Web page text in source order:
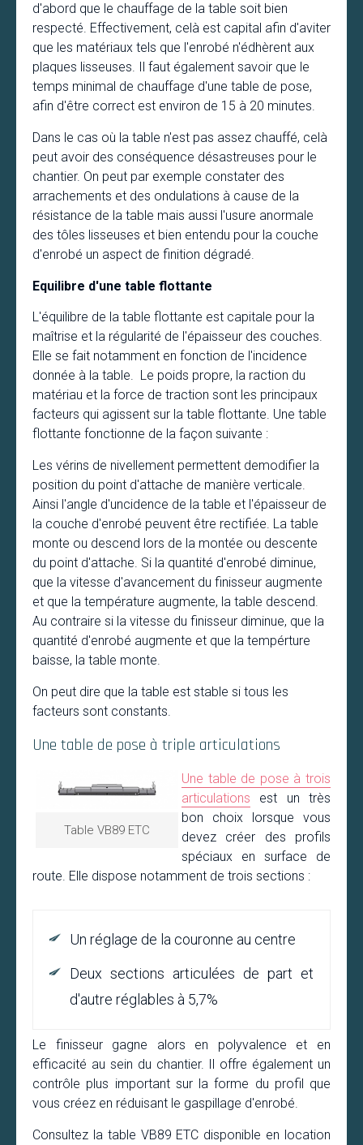
d'abord que le chauffage de la table soit bien
respecté. Effectivement, celà est capital afin d'aviter
que les matériaux tels que l'enrobé n'édhèrent aux
plaques lisseuses. Il faut également savoir que le
temps minimal de chauffage d'une table de pose,
afin d'être correct est environ de 15 à 20 minutes.
Dans le cas où la table n'est pas assez chauffé, celà
peut avoir des conséquence désastreuses pour le
chantier. On peut par exemple constater des
arrachements et des ondulations à cause de la
résistance de la table mais aussi l'usure anormale
des tôles lisseuses et bien entendu pour la couche
d'enrobé un aspect de finition dégradé.
Equilibre d'une table flottante
L'équilibre de la table flottante est capitale pour la
maîtrise et la régularité de l'épaisseur des couches.
Elle se fait notamment en fonction de l'incidence
donnée à la table. Le poids propre, la raction du
matériau et la force de traction sont les principaux
facteurs qui agissent sur la table flottante. Une table
flottante fonctionne de la façon suivante :
Les vérins de nivellement permettent demodifier la
position du point d'attache de manière verticale.
Ainsi l'angle d'uncidence de la table et l'épaisseur de
la couche d'enrobé peuvent être rectifiée. La table
monte ou descend lors de la montée ou descente
du point d'attache. Si la quantité d'enrobé diminue,
que la vitesse d'avancement du finisseur augmente
et que la température augmente, la table descend.
Au contraire si la vitesse du finisseur diminue, que la
quantité d'enrobé augmente et que la tempérture
baisse, la table monte.
On peut dire que la table est stable si tous les
facteurs sont constants.
Une table de pose à triple articulations
Table VB89 ETC
Une table de pose à trois
articulations est un très
bon choix lorsque vous
devez créer des profils
spéciaux en surface de
route. Elle dispose notamment de trois sections :
Un réglage de la couronne au centre
Deux sections articulées de part et
d'autre réglables à 5,7%
Le finisseur gagne alors en polyvalence et en
efficacité au sein du chantier. Il offre également un
contrôle plus important sur la forme du profil que
vous créez en réduisant le gaspillage d'enrobé.
Consultez la table VB89 ETC disponible en location